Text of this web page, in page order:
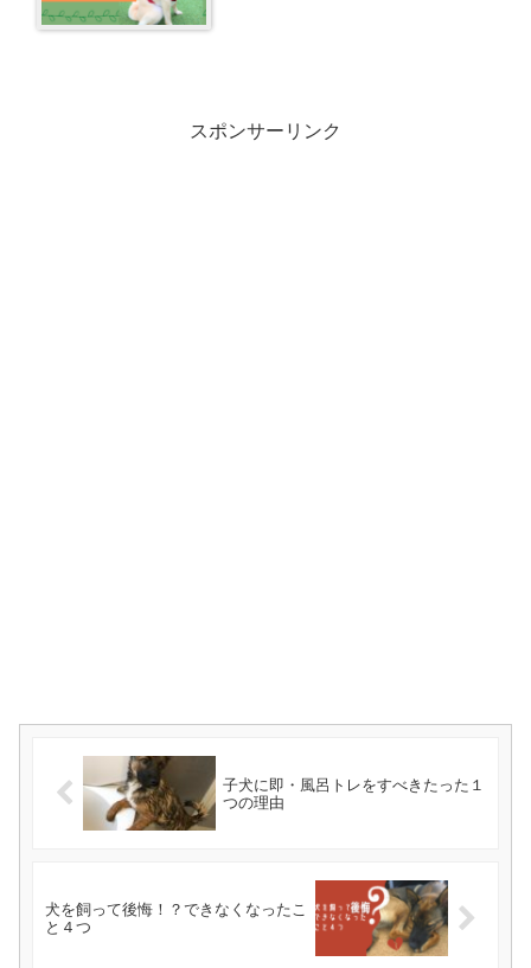
スポンサーリンク
子犬に即・風呂トレをすべきたった１
つの理由
犬を飼って後悔！？できなくなったこ
と４つ